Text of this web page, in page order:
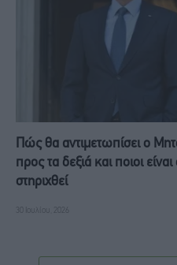
Πώς θα αντιμετωπίσει ο
προς τα δεξιά και ποιοι
στηριχθεί
30 Ιουλίου, 2026